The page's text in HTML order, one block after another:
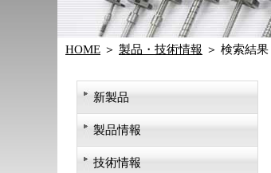
HOME 製品・技術情報 検索結果
新製品
製品情報
技術情報